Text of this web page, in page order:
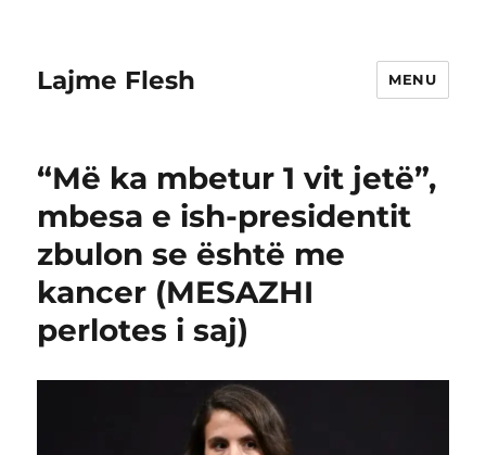
Lajme Flesh MENU
“Më ka mbetur 1 vit jetë”,
mbesa e ish-presidentit
zbulon se është me
kancer (MESAZHI
perlotes i saj)